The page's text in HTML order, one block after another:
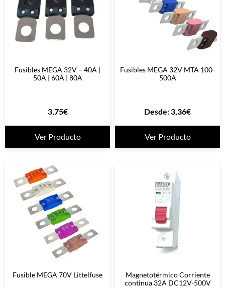
Fusibles MEGA 32V – 40A |
50A | 60A | 80A
3,75€
Ver Producto
Fusibles MEGA 32V MTA 100-
500A
Desde:3,36€
Ver Producto
Fusible MEGA 70V Littelfuse
Magnetotérmico Corriente
continua 32A DC12V-500V